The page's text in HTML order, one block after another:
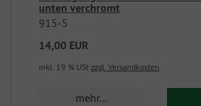
unten verchromt
915-5
14,00 EUR
inkl. 19 % USt zzgl. Versandkosten
mehr...